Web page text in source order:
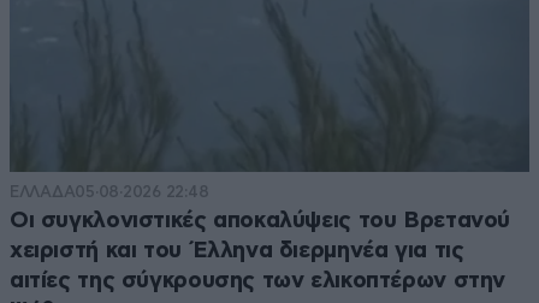
ΕΛΛΑΔΑ05·08·2026 22:48
Οι συγκλονιστικές αποκαλύψεις του Βρετανού
χειριστή και του Έλληνα διερμηνέα για τις
αιτίες της σύγκρουσης των ελικοπτέρων στην